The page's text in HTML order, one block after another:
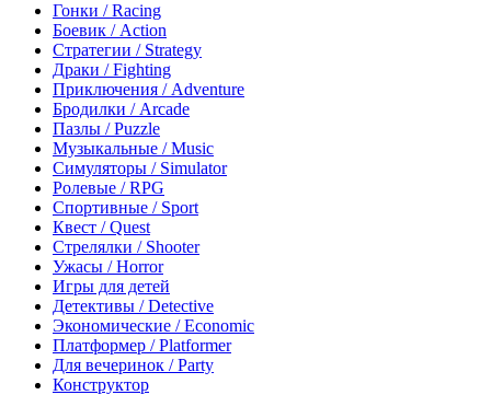
Гонки / Racing
Боевик / Action
Стратегии / Strategy
Драки / Fighting
Приключения / Adventure
Бродилки / Arcade
Пазлы / Puzzle
Музыкальные / Music
Симуляторы / Simulator
Ролевые / RPG
Спортивные / Sport
Квест / Quest
Стрелялки / Shooter
Ужасы / Horror
Игры для детей
Детективы / Detective
Экономические / Economic
Платформер / Platformer
Для вечеринок / Party
Конструктор